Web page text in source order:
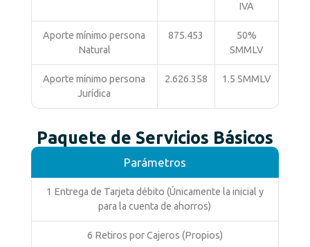
IVA
Aporte mínimo persona
Natural
875.453
50%
SMMLV
Aporte mínimo persona
Jurídica
2.626.358 1.5 SMMLV
Paquete de Servicios Básicos
Parámetros
1 Entrega de Tarjeta débito (Únicamente la inicial y
para la cuenta de ahorros)
6 Retiros por Cajeros (Propios)